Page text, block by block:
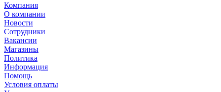
Компания
О компании
Новости
Сотрудники
Вакансии
Магазины
Политика
Информация
Помощь
Условия оплаты